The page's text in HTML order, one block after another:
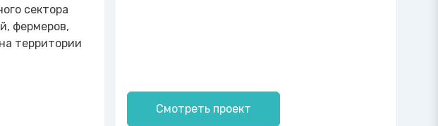
сектора
фермеров,
территории
Смотреть проект